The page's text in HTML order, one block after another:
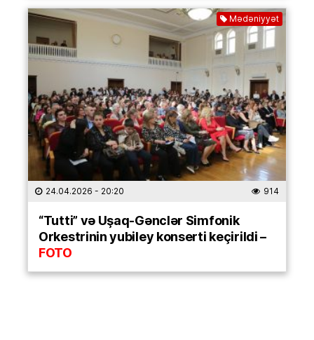
Mədəniyyət
24.04.2026 - 20:20 914
“Tutti” və Uşaq-Gənclər Simfonik
Orkestrinin yubiley konserti keçirildi –
FOTO